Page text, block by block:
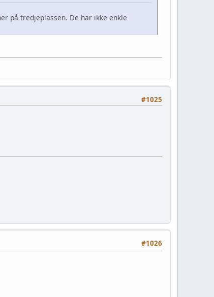
på tredjeplassen. De har ikke enkle
#1025
#1026